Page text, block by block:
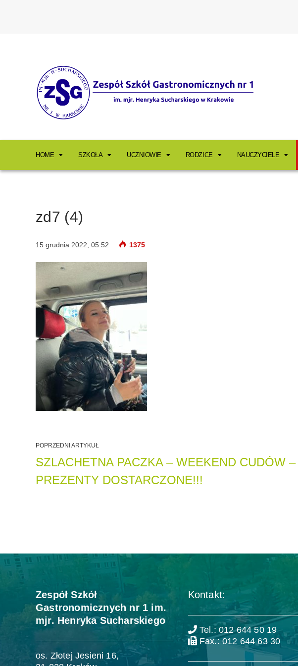
HOME SZKOŁA UCZNIOWIE RODZICE NAUCZYCIELE
zd7 (4)
15 grudnia 2022, 05:52 1375
POPRZEDNI ARTYKUŁ
SZLACHETNA PACZKA – WEEKEND CUDÓW –
PREZENTY DOSTARCZONE!!!
Zespół Szkół
Gastronomicznych nr 1 im.
mjr. Henryka Sucharskiego
os. Złotej Jesieni 16,
Kontakt:
Tel.: 012 644 50 19
Fax.: 012 644 63 30